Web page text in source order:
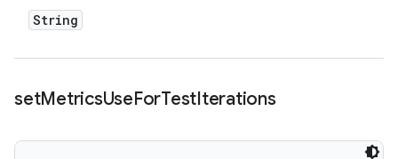
String
setMetricsUseForTestIterations